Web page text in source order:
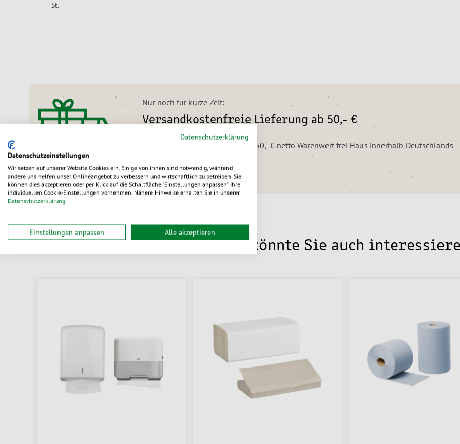
St.
Nur noch für kurze Zeit:
Versandkostenfreie Lieferung ab 50,- €
Wir liefern alle Bestellungen ab 50,- € netto Warenwert frei Haus innerhalb
Das könnte Sie auch
Datenschutzerklärung
Datenschutzeinstellungen
Wir setzen auf unserer Website Cookies ein. Einige von ihnen sind notwendig, während
andere uns helfen unser Onlineangebot zu verbessern und wirtschaftlich zu betreiben. Sie
können dies akzeptieren oder per Klick auf die Schaltfläche "Einstellungen anpassen" Ihre
individuellen Cookie-Einstellungen vornehmen. Nähere Hinweise erhalten Sie in unserer
Datenschutzerklärung.
Einstellungen anpassen Alle akzeptieren